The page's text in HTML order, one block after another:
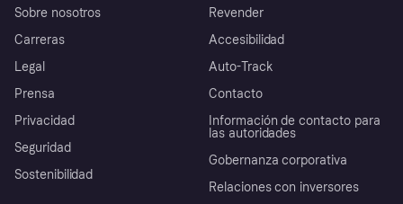
Sobre nosotros
Carreras
Legal
Prensa
Privacidad
Seguridad
Sostenibilidad
Revender
Accesibilidad
Auto-Track
Contacto
Información de contacto para
las autoridades
Gobernanza corporativa
Relaciones con inversores